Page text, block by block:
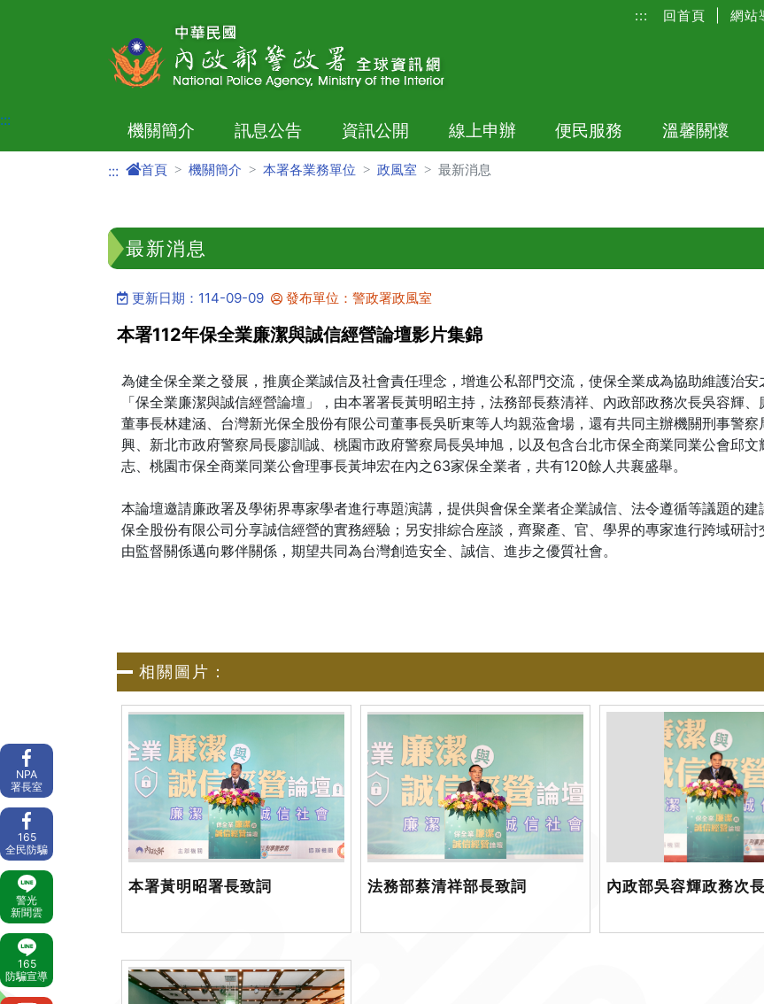
::: 回首頁 網站
::: 機關簡介 訊息公告 資訊公開 線上申辦 便民服務 溫馨關懷
::: 首頁 機關簡介 本署各業務單位 政風室 最新消息
最新消息
更新日期：114-09-09 發布單位：警政署政風室
本署112年保全業廉潔與誠信經營論壇影片集錦
為健全保全業之發展，推廣企業誠信及社會責任理念，增進公私部門交流，使保全業成為協助維護治
「保全業廉潔與誠信經營論壇」，由本署署長黃明昭主持，法務部長蔡清祥、內政部政務次長吳容輝
董事長林建涵、台灣新光保全股份有限公司董事長吳昕東等人均親蒞會場，還有共同主辦機關刑事警
興、新北市政府警察局長廖訓誠、桃園市政府警察局長吳坤旭，以及包含台北市保全商業同業公會邱
志、桃園市保全商業同業公會理事長黃坤宏在內之63家保全業者，共有120餘人共襄盛舉。
本論壇邀請廉政署及學術界專家學者進行專題演講，提供與會保全業者企業誠信、法令遵循等議題的
保全股份有限公司分享誠信經營的實務經驗；另安排綜合座談，齊聚產、官、學界的專家進行跨域研
由監督關係邁向夥伴關係，期望共同為台灣創造安全、誠信、進步之優質社會。
相關圖片：
本署黃明昭署長致詞 法務部蔡清祥部長致詞 內政部吳容輝政務次
NPA
署長室
165
全民防騙
警光
新聞雲
165
防騙宣導